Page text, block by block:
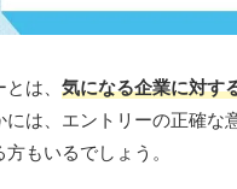
は、 気になる企業に対す
は、エントリーの正確な
もいるでしょう。